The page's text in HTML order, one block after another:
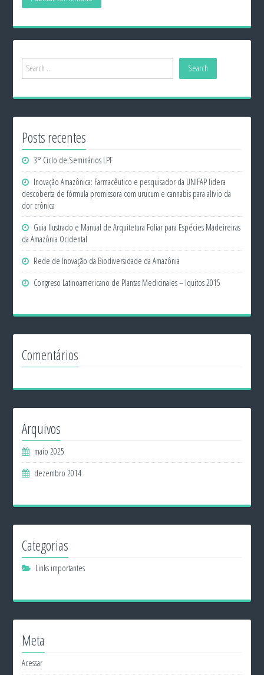
Posts recentes
3° Ciclo de Seminários LPF
Inovação Amazônica: Farmacêutico e pesquisador da UNIFAP lidera
descoberta de fórmula promissora com urucum e cannabis para alívio da
dor crônica
Guia Ilustrado e Manual de Arquitetura Foliar para Espécies Madeireiras
da Amazônia Ocidental
Rede de Inovação da Biodiversidade da Amazônia
Congreso Latinoamericano de Plantas Medicinales – Iquitos 2015
Comentários
Arquivos
maio 2025
dezembro 2014
Categorias
Links importantes
Meta
Acessar